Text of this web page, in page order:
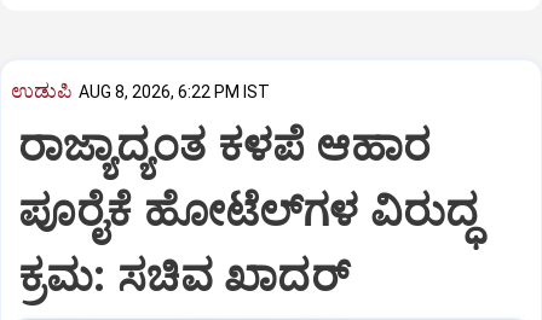
ಉಡುಪಿ AUG 8, 2026, 6:22 PM IST
ರಾಜ್ಯಾದ್ಯಂತ ಕಳಪೆ ಆಹಾರ
ಪೂರೈಕೆ ಹೋಟೆಲ್‌ಗಳ ವಿರುದ್ಧ
ಕ್ರಮ: ಸಚಿವ ಖಾದರ್